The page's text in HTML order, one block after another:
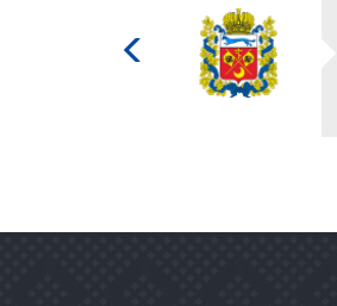
Министерство
культуры
Российской